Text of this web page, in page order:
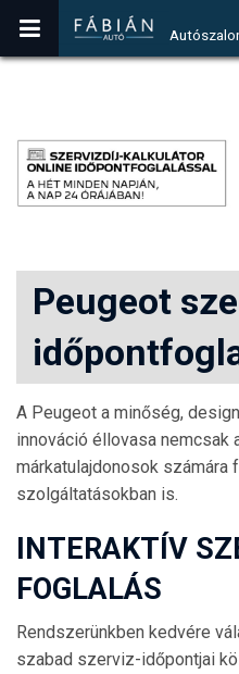
Peugeot
A Peugeot a minőség,
innováció éllovasa nemcsak
márkatulajdonosok
szolgáltatásokban is.
INTERAKTÍV
FOGLALÁS
Rendszerünkben kedvére
szabad szerviz-időpontjai